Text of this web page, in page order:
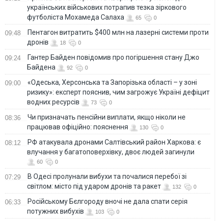
українських військових потрапив тезка зіркового
футболіста Мохамеда Салаха
65 0
09:48
Пентагон витратить $400 млн на лазерні системи проти
дронів
18 0
09:24
Гантер Байден повідомив про погіршення стану Джо
Байдена
92 0
09:00
«Одеська, Херсонська та Запорізька області – у зоні
ризику»: експерт пояснив, чим загрожує Україні дефіцит
водних ресурсів
73 0
08:36
Чи призначать пенсійни виплати, якщо ніколи не
працював офіційно: пояснення
130 0
08:12
РФ атакувала дронами Салтівський район Харкова: є
влучання у багатоповерхівку, двоє людей загинули
60 0
07:29
В Одесі пролунали вибухи та почалися перебої зі
світлом: місто під ударом дронів та ракет
132 0
06:33
Російському Бєлгороду вночі не дала спати серія
потужних вибухів
103 0